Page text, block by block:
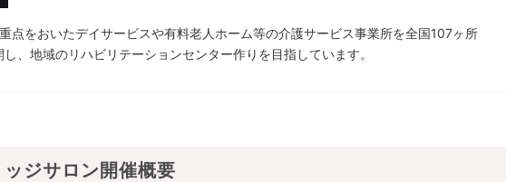
点をおいたデイサービスや有料老人ホーム等の介護サービス事業所を全国107ヶ所
、地域のリハビリテーションセンター作りを目指しています。
ジサロン開催概要